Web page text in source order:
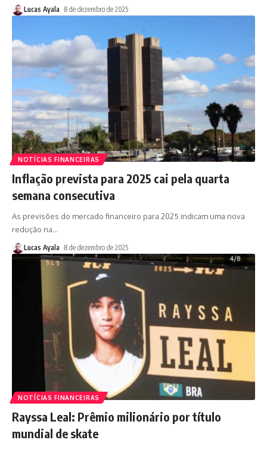
Lucas Ayala 8 de dezembro de 2025
NOTÍCIAS FINANCEIRAS
Inflação prevista para 2025 cai pela quarta
semana consecutiva
As previsões do mercado financeiro para 2025 indicam uma nova
redução na…
Lucas Ayala 8 de dezembro de 2025
NOTÍCIAS FINANCEIRAS
Rayssa Leal: Prêmio milionário por título
mundial de skate